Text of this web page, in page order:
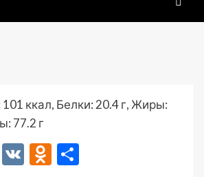
ккал, Белки: 20.4 г, Жиры:
77.2 г
Viber
VK Odnoklassniki